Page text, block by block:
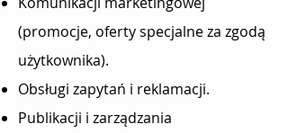
(promocje, oferty specjalne za zgodą
użytkownika).
Obsługi zapytań i reklamacji.
Publikacji i zarządzania